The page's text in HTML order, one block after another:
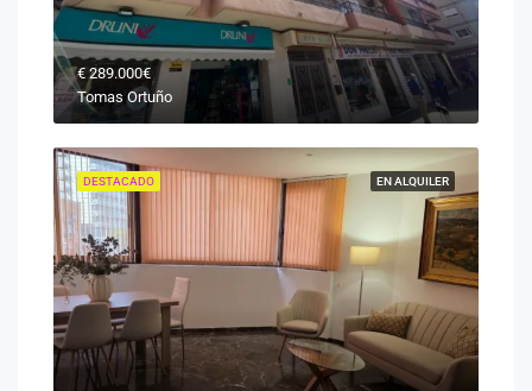
€ 289.000€
Tomas Ortuño
EN ALQUILER
DESTACADO